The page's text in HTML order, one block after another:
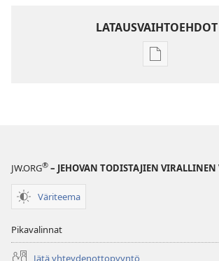
LATAUSVAIHTOEHDOT
Julkaisujen
JW.ORG® – JEHOVAN TODISTAJIEN VIRALLINEN
Väriteema
Pikavalinnat
Jätä yhteydenottopyyntö